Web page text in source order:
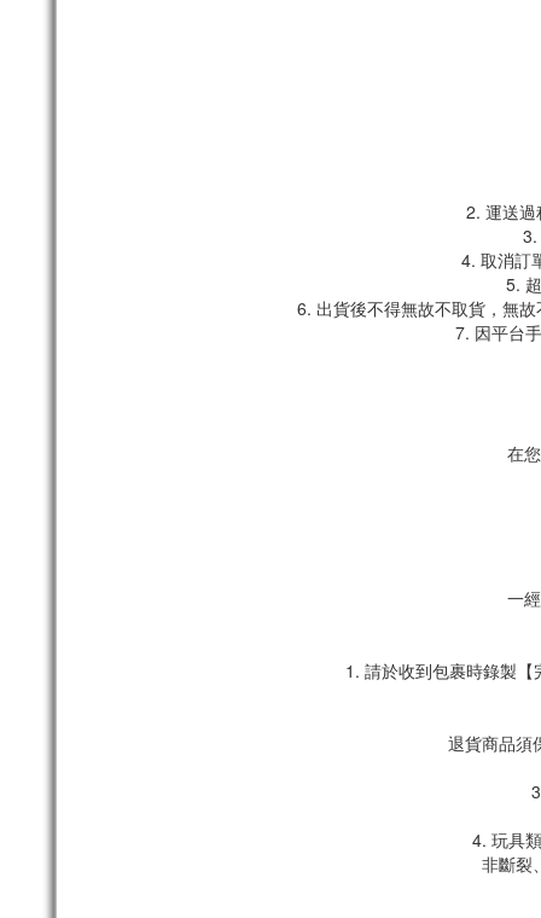
2. 運送過
3.
4. 取消訂
5.
6. 出貨後不得無故不取貨，無
7. 因平台
在
一
1. 請於收到包裹時錄製
退貨商品須
4. 玩具
非斷裂